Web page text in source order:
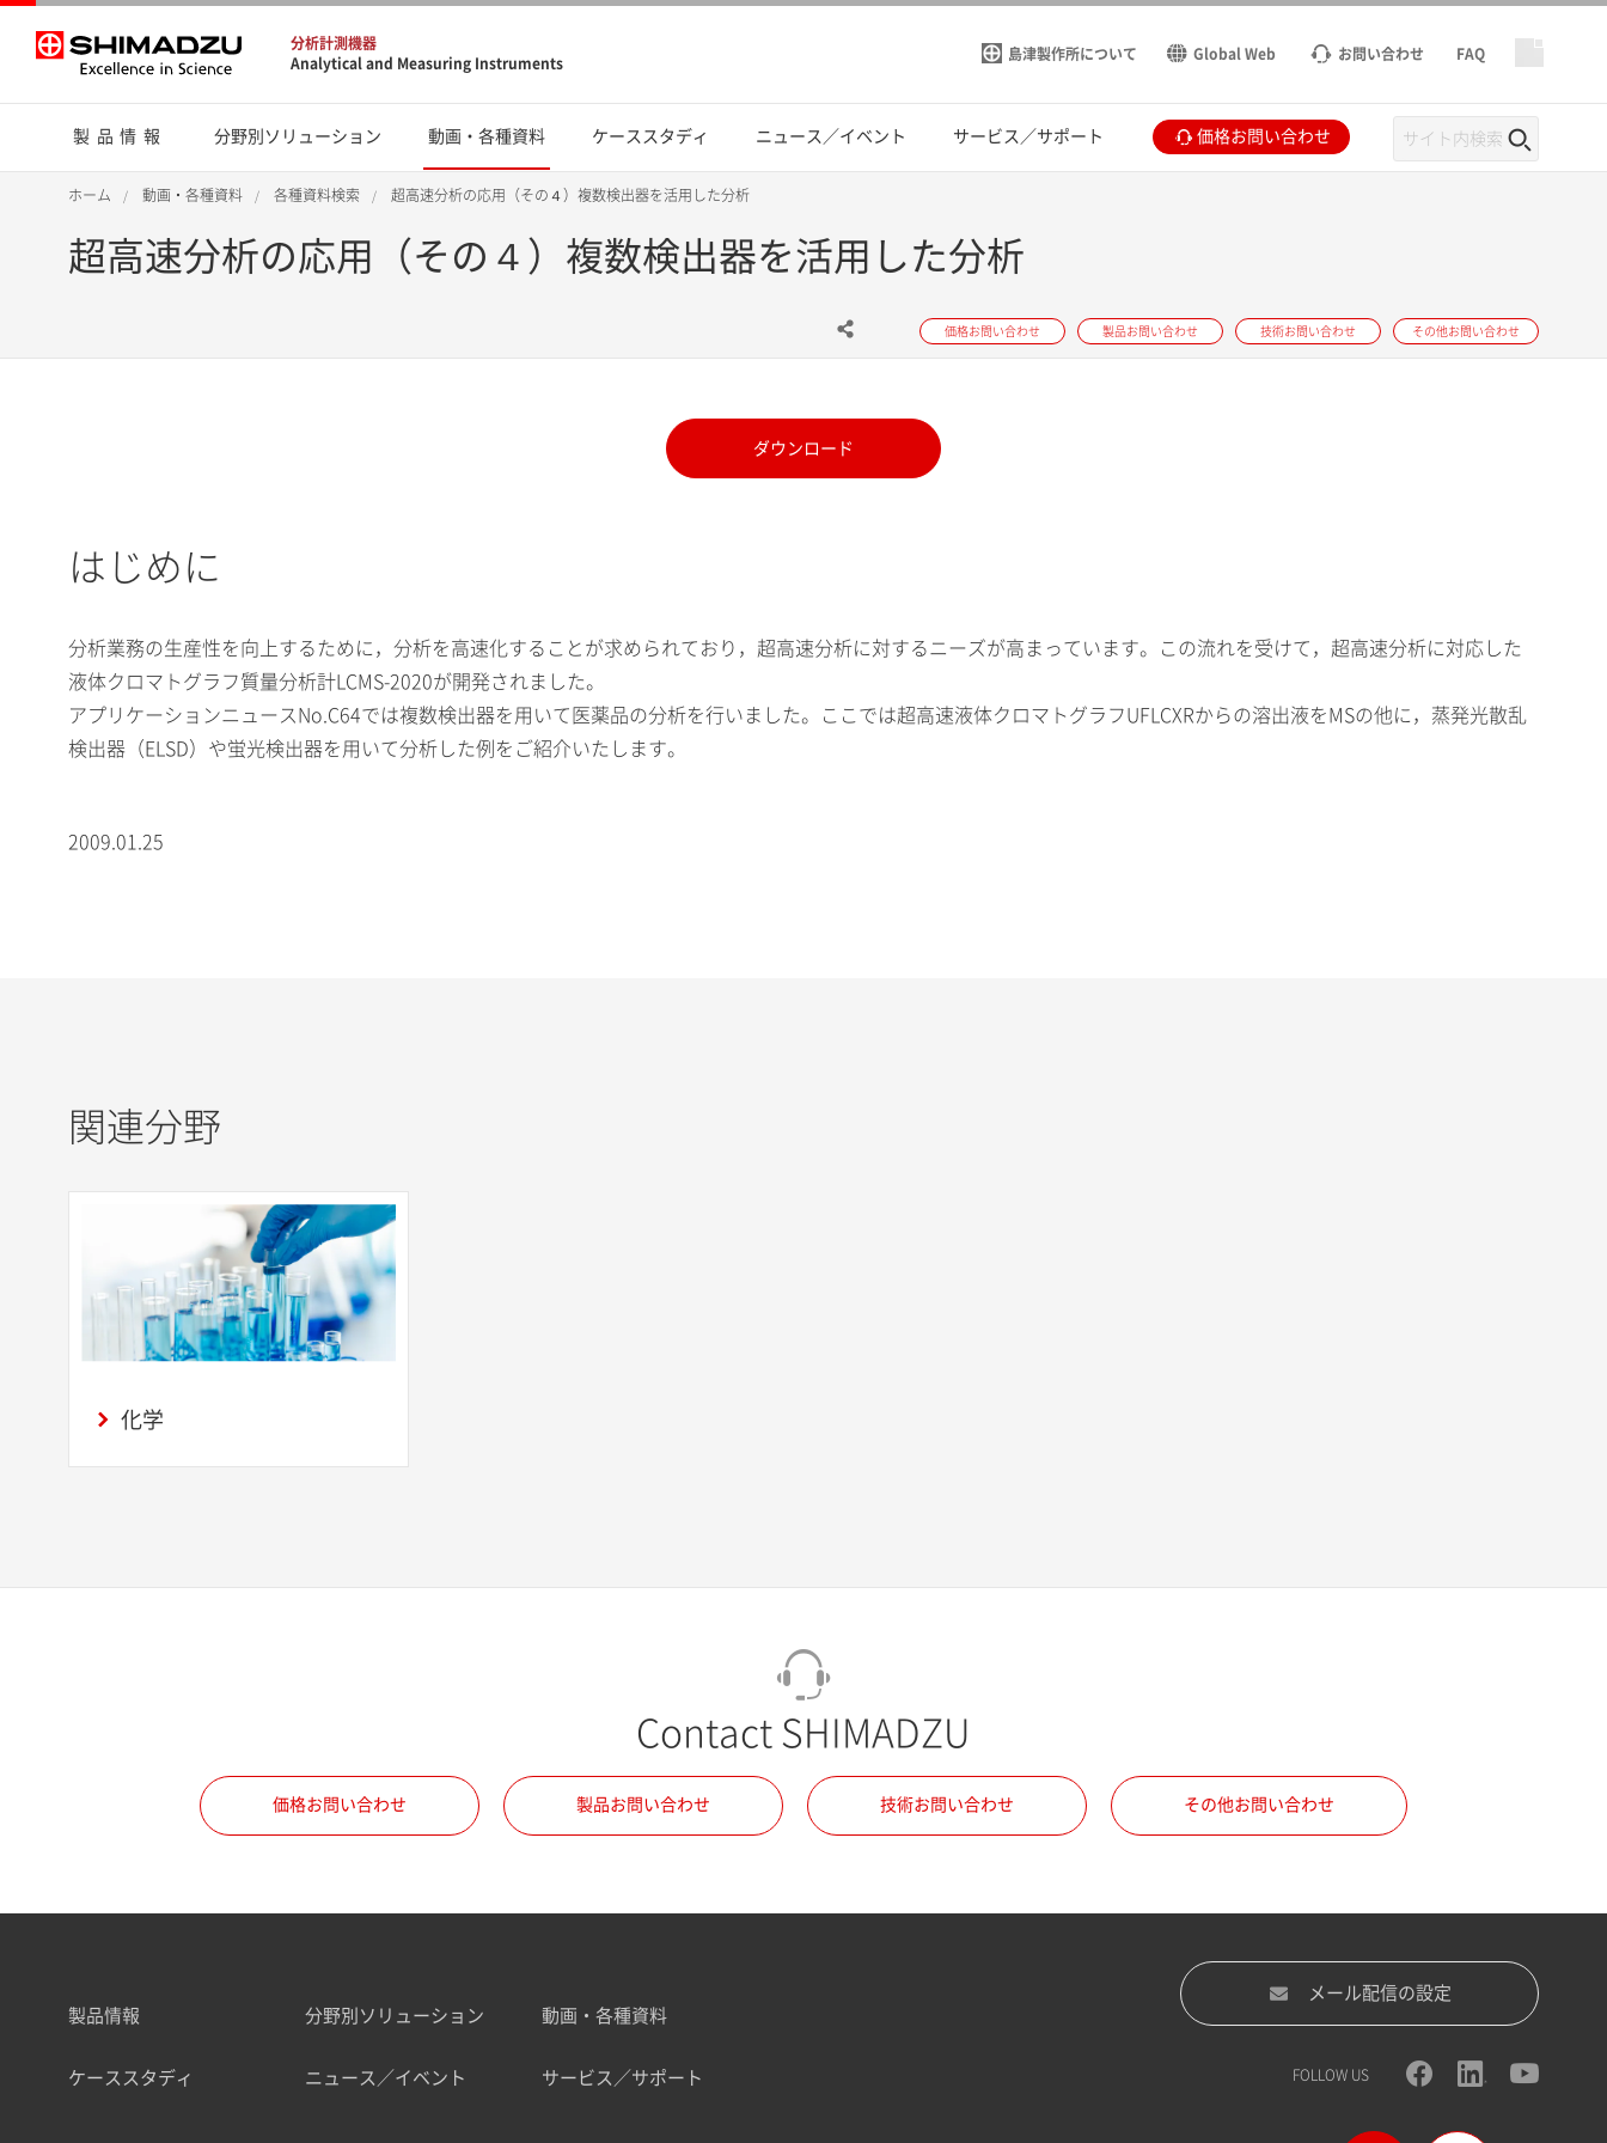
分析計測機器
Analytical and Measuring Instruments
島津製作所について Global Web お問い合わせ FAQ
製品情報 分野別ソリューション 動画・各種資料 ケーススタディ ニュース／イベント サービス／サポート 価格お問い合わせ
ホーム 動画・各種資料 各種資料検索 超高速分析の応用（その４）複数検出器を活用した分析
超高速分析の応用（その４）複数検出器を活用した分析
価格お問い合わせ 製品お問い合わせ 技術お問い合わせ その他お問い合わせ
ダウンロード
はじめに
分析業務の生産性を向上するために，分析を高速化することが求められており，超高速分析に対するニーズが高まっています。この流れを受けて，超高速分析に対応した
液体クロマトグラフ質量分析計LCMS-2020が開発されました。
アプリケーションニュースNo.C64では複数検出器を用いて医薬品の分析を行いました。ここでは超高速液体クロマトグラフUFLCXRからの溶出液をMSの他に，蒸発光散乱
検出器（ELSD）や蛍光検出器を用いて分析した例をご紹介いたします。
2009.01.25
関連分野
化学
Contact SHIMADZU
価格お問い合わせ 製品お問い合わせ 技術お問い合わせ その他お問い合わせ
製品情報 分野別ソリューション 動画・各種資料
ケーススタディ ニュース／イベント サービス／サポート
メール配信の設定
FOLLOW US